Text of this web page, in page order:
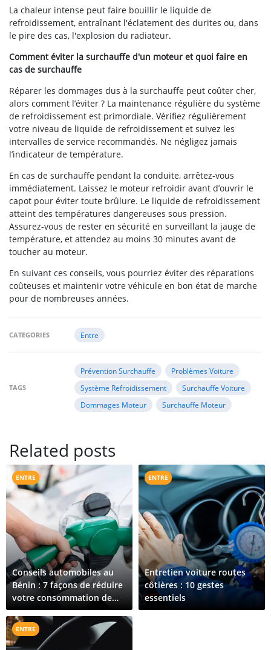
La chaleur intense peut faire bouillir le liquide de
refroidissement, entraînant l'éclatement des durites ou, dans
le pire des cas, l'explosion du radiateur.
Comment éviter la surchauffe d'un moteur et quoi faire en
cas de surchauffe
Réparer les dommages dus à la surchauffe peut coûter cher,
alors comment l’éviter ? La maintenance régulière du système
de refroidissement est primordiale. Vérifiez régulièrement
votre niveau de liquide de refroidissement et suivez les
intervalles de service recommandés. Ne négligez jamais
l’indicateur de température.
En cas de surchauffe pendant la conduite, arrêtez-vous
immédiatement. Laissez le moteur refroidir avant d’ouvrir le
capot pour éviter toute brûlure. Le liquide de refroidissement
atteint des températures dangereuses sous pression.
Assurez-vous de rester en sécurité en surveillant la jauge de
température, et attendez au moins 30 minutes avant de
toucher au moteur.
En suivant ces conseils, vous pourriez éviter des réparations
coûteuses et maintenir votre véhicule en bon état de marche
pour de nombreuses années.
CATEGORIES Entre
TAGS
Prévention Surchauffe
Problèmes Voiture
Système Refroidissement
Surchauffe Voiture
Dommages Moteur
Surchauffe Moteur
Related posts
ENTRE
Conseils automobiles au
Bénin : 7 façons de réduire
votre consommation de
carburant lors de vos
trajets quotidiens
ENTRE
Entretien voiture routes
côtières : 10 gestes
essentiels
ENTRE